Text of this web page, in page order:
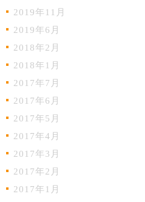
2019年11月
2019年6月
2018年2月
2018年1月
2017年7月
2017年6月
2017年5月
2017年4月
2017年3月
2017年2月
2017年1月